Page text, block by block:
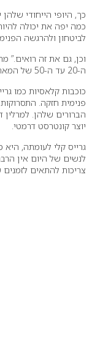
כך, היופי הייחודי
כמה יפה את יכולה
לביטחון ולהרגשה
וכן, גם את זה
ה-20 עד ה-50 של המאה שעברה.
כוכבות קלאסיות כמו
פנימית חזקה.
הברורים שלהן. למרלין
יוצר קונטרסט דרמטי.
גרייס קלי לעומתה,
לנשים של היום אין
צריכות להתאים לזמנים